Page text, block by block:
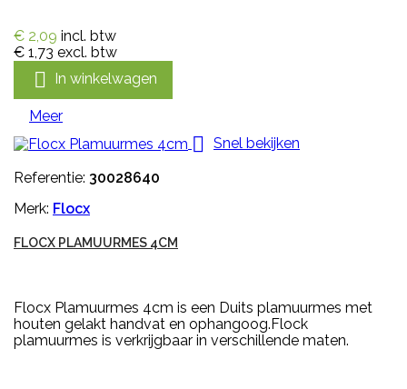
€ 2,09 incl. btw
€ 1,73 excl. btw
 In winkelwagen
Meer
 Snel bekijken
Referentie: 30028640
Merk: Flocx
FLOCX PLAMUURMES 4CM
Flocx Plamuurmes 4cm is een Duits plamuurmes met
houten gelakt handvat en ophangoog.Flock
plamuurmes is verkrijgbaar in verschillende maten.